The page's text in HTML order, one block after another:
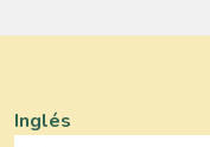
Inglés